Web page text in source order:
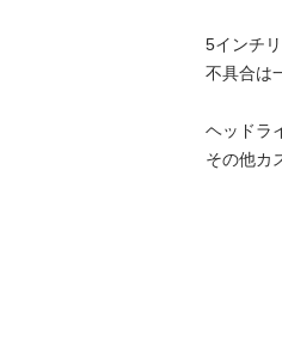
5インチ
不具合は
ヘッドラ